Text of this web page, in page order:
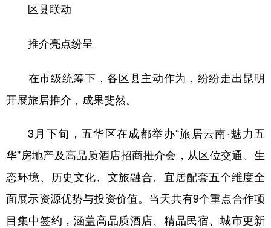
区县联动
推介亮点纷呈
在市级统筹下，各区县主动作为，纷纷走出昆明
开展旅居推介，成果斐然。
3月下旬，五华区在成都举办“旅居云南·魅力五
华”房地产及高品质酒店招商推介会，从区位交通、生
态环境、历史文化、文旅融合、宜居配套五个维度全
面展示资源优势与投资价值。当天共有9个重点合作项
目集中签约，涵盖高品质酒店、精品民宿、城市更新